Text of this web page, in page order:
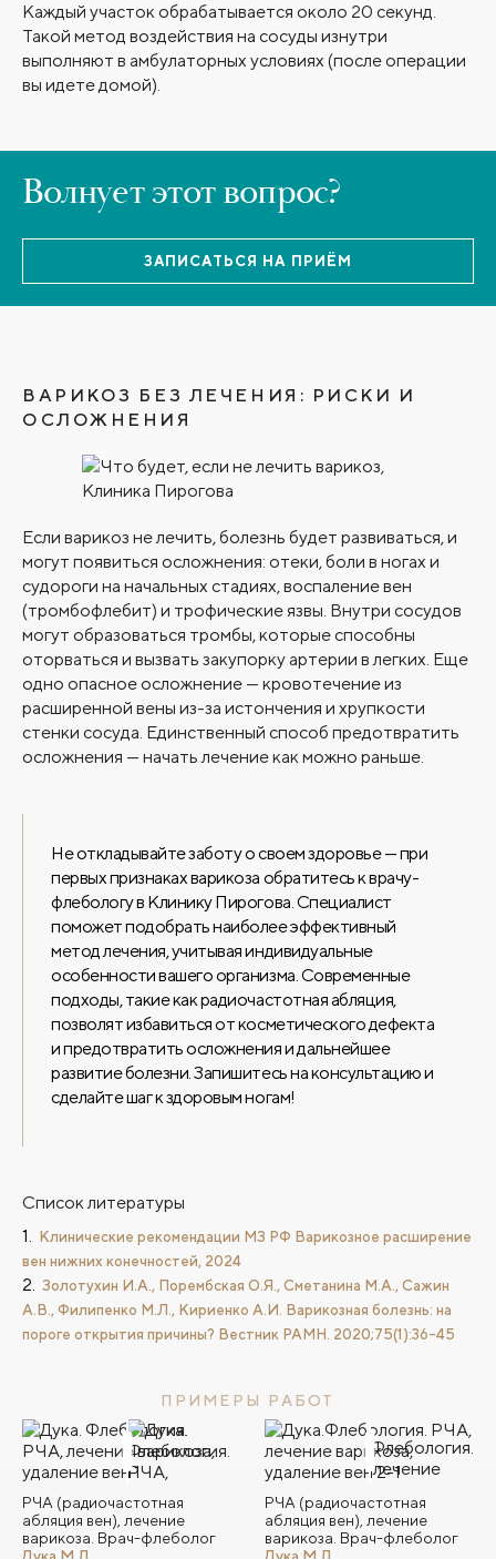
Каждый участок обрабатывается около 20 секунд.
Такой метод воздействия на сосуды изнутри
выполняют в амбулаторных условиях (после операции
вы идете домой).
Волнует этот вопрос?
ЗАПИСАТЬСЯ НА ПРИЁМ
ВАРИКОЗ БЕЗ ЛЕЧЕНИЯ: РИСКИ И
ОСЛОЖНЕНИЯ
Если варикоз не лечить, болезнь будет развиваться, и
могут появиться осложнения: отеки, боли в ногах и
судороги на начальных стадиях, воспаление вен
(тромбофлебит) и трофические язвы. Внутри сосудов
могут образоваться тромбы, которые способны
оторваться и вызвать закупорку артерии в легких. Еще
одно опасное осложнение — кровотечение из
расширенной вены из-за истончения и хрупкости
стенки сосуда. Единственный способ предотвратить
осложнения — начать лечение как можно раньше.
Не откладывайте заботу о своем здоровье — при
первых признаках варикоза обратитесь к врачу-
флебологу в Клинику Пирогова. Специалист
поможет подобрать наиболее эффективный
метод лечения, учитывая индивидуальные
особенности вашего организма. Современные
подходы, такие как радиочастотная абляция,
позволят избавиться от косметического дефекта
и предотвратить осложнения и дальнейшее
развитие болезни. Запишитесь на консультацию и
сделайте шаг к здоровым ногам!
Список литературы
Клинические рекомендации МЗ РФ Варикозное расширение
вен нижних конечностей, 2024
Золотухин И.А., Порембская О.Я., Сметанина М.А., Сажин
А.В., Филипенко М.Л., Кириенко А.И. Варикозная болезнь: на
пороге открытия причины? Вестник РАМН. 2020;75(1):36-45
ПРИМЕРЫ РАБОТ
РЧА (радиочастотная
абляция вен), лечение
варикоза. Врач-флеболог
РЧА (радиочастотная
абляция вен), лечение
варикоза. Врач-флеболог